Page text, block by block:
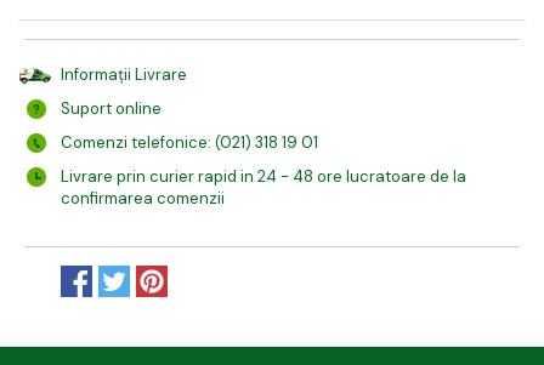
Informații Livrare
Suport online
Comenzi telefonice: (021) 318 19 01
Livrare prin curier rapid in 24 - 48 ore lucratoare de la
confirmarea comenzii